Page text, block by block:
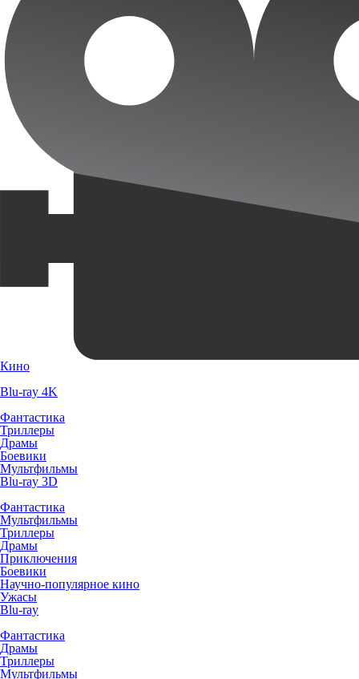
Кино
Blu-ray 4K
Фантастика
Триллеры
Драмы
Боевики
Мультфильмы
Blu-ray 3D
Фантастика
Мультфильмы
Триллеры
Драмы
Приключения
Боевики
Научно-популярное кино
Ужасы
Blu-ray
Фантастика
Драмы
Триллеры
Мультфильмы